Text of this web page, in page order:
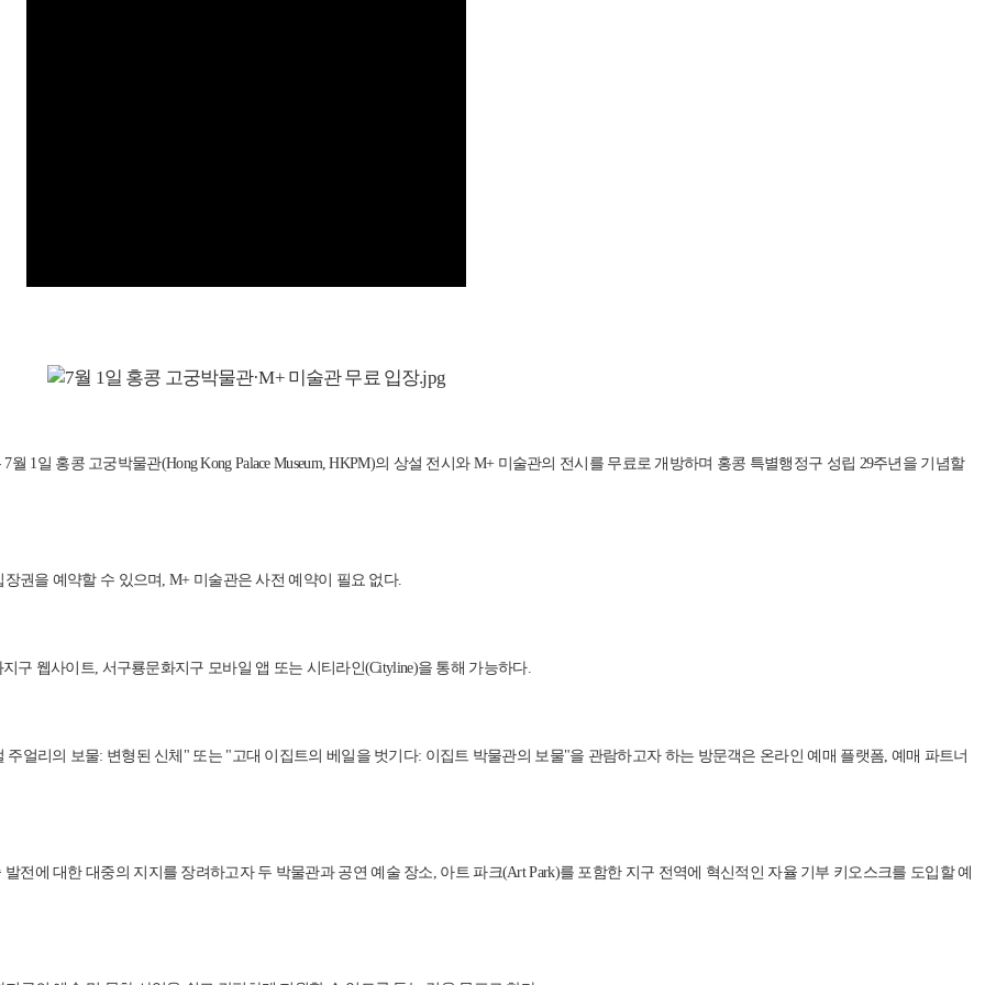
7월 1일 홍콩 고궁박물관(Hong Kong Palace Museum, HKPM)의 상설 전시와 M+ 미술관의 전시를 무료로 개방하며 홍콩 특별행정구 성립 29주년을 기념할
권을 예약할 수 있으며, M+ 미술관은 사전 예약이 필요 없다.
구 웹사이트, 서구룡문화지구 모바일 앱 또는 시티라인(Cityline)을 통해 가능하다.
얼리의 보물: 변형된 신체" 또는 "고대 이집트의 베일을 벗기다: 이집트 박물관의 보물"을 관람하고자 하는 방문객은 온라인 예매 플랫폼, 예매 파트너
전에 대한 대중의 지지를 장려하고자 두 박물관과 공연 예술 장소, 아트 파크(Art Park)를 포함한 지구 전역에 혁신적인 자율 기부 키오스크를 도입할 예